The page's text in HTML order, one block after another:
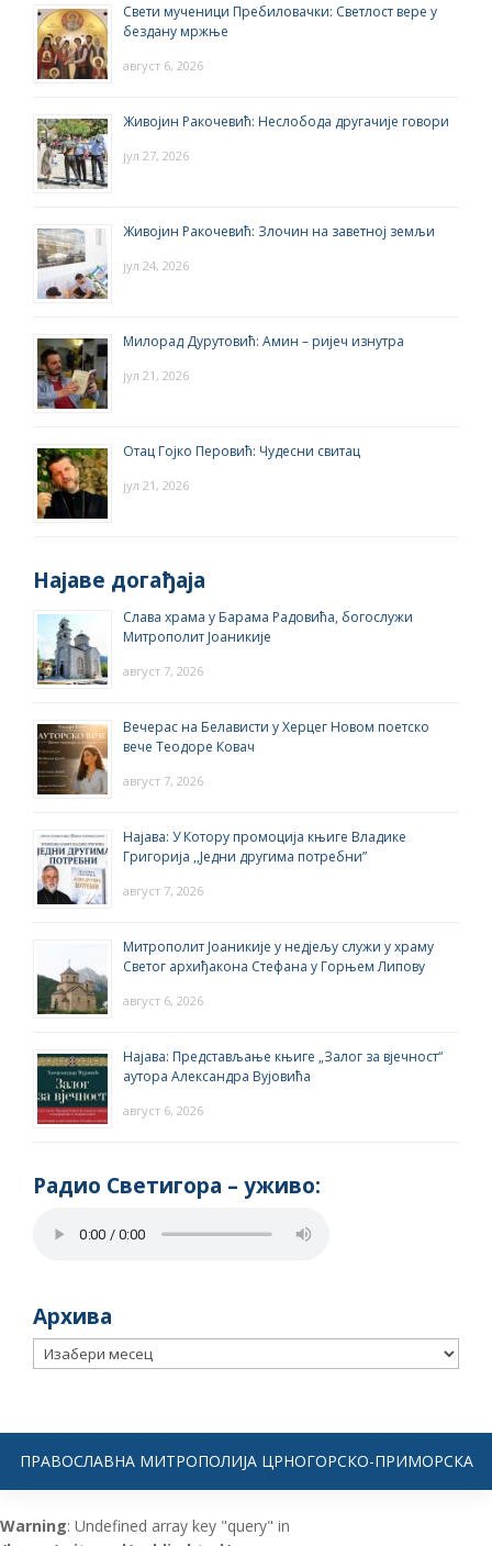
Свети мученици Пребиловачки: Светлост вере у
бездану мржње
август 6, 2026
Живојин Ракочевић: Неслобода другачије говори
јул 27, 2026
Живојин Ракочевић: Злочин на заветној земљи
јул 24, 2026
Милорад Дурутовић: Амин – ријеч изнутра
јул 21, 2026
Отац Гојко Перовић: Чудесни свитац
јул 21, 2026
Најаве догађаја
Слава храма у Барама Радовића, богослужи
Митрополит Јоаникије
август 7, 2026
Вечерас на Белависти у Херцег Новом поетско
вече Теодоре Ковач
август 7, 2026
Најава: У Котору промоција књиге Владике
Григорија ,,Једни другима потребни”
август 7, 2026
Митрополит Јоаникије у недјељу служи у храму
Светог архиђакона Стефана у Горњем Липову
август 6, 2026
Најава: Представљање књиге „Залог за вјечност“
аутора Александра Вујовића
август 6, 2026
Радио Светигора – yживо:
Архива
Архива
ПРАВОСЛАВНА МИТРОПОЛИЈА ЦРНОГОРСКО-ПРИМОРСКА
Warning: Undefined array key "query" in